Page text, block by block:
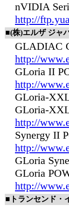
nVIDIA
http://
■(株)エルザ ジャ
GLADIAC
http://
GLoria II
http://
GLoria-
GLoria-
http://
Synergy II
http://
GLoria
GLoria
http://
■トランセンド・